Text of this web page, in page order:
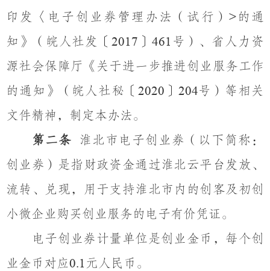
印发〈电子创业券管理办法（试行） >的通
知》（皖人社发〔2017 〕 461 号）、省人力资
源社会保障厅《关于进一步推进创业服务工作
的通知》（皖人社秘〔 2020 〕 204号）等相关
文件精神，制定本办法。
第二条
淮北市电子创业券（以下简称：
创业券）是指财政资金通过淮北云平台发放、
流转、兑现，用于支持淮北市内的创客及初创
小微企业购买创业服务的电子有价凭证。
电子创业券计量单位是创业金币，每个创
业金币对应0.1 元人民币。